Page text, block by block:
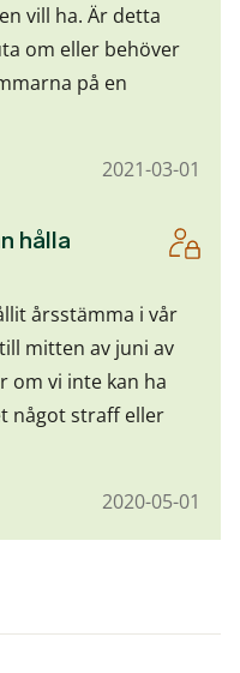
vill ha. Är detta
om eller behöver
på en
2021-03-01
hålla
årsstämma i vår
mitten av juni av
om vi inte kan ha
något straff eller
2020-05-01